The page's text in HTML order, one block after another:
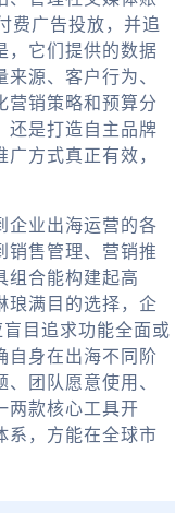
费广告投放，并追
，它们提供的数据
源、客户行为、
营销策略和预算分
还是打造自主品牌
方式真正有效，
企业出海运营的各
销售管理、营销推
组合能构建起高
琅满目的选择，企
盲目追求功能全面或
自身在出海不同阶
团队愿意使用、
两款核心工具开
系，方能在全球市